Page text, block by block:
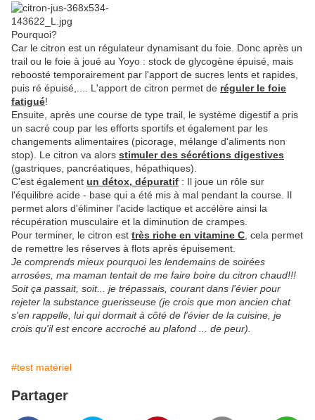
Pourquoi?
Car le citron est un régulateur dynamisant du foie. Donc après un
trail ou le foie à joué au Yoyo : stock de glycogène épuisé, mais
reboosté temporairement par l'apport de sucres lents et rapides,
puis ré épuisé,.... L'apport de citron permet de réguler le foie
fatigué!
Ensuite, après une course de type trail, le système digestif a pris
un sacré coup par les efforts sportifs et également par les
changements alimentaires (picorage, mélange d'aliments non
stop). Le citron va alors stimuler des sécrétions digestives
(gastriques, pancréatiques, hépathiques).
C'est également un détox, dépuratif : Il joue un rôle sur
l'équilibre acide - base qui a été mis à mal pendant la course. Il
permet alors d'éliminer l'acide lactique et accélère ainsi la
récupération musculaire et la diminution de crampes.
Pour terminer, le citron est très riche en vitamine C , cela permet
de remettre les réserves à flots après épuisement.
Je comprends mieux pourquoi les lendemains de soirées
arrosées, ma maman tentait de me faire boire du citron chaud!!!
Soit ça passait, soit... je trépassais, courant dans l'évier pour
rejeter la substance guerisseuse (je crois que mon ancien chat
s'en rappelle, lui qui dormait à côté de l'évier de la cuisine, je
crois qu'il est encore accroché au plafond ... de peur).
#test matériel
Partager